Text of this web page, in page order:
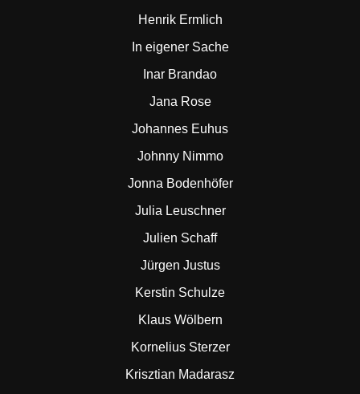
Henrik Ermlich
In eigener Sache
Inar Brandao
Jana Rose
Johannes Euhus
Johnny Nimmo
Jonna Bodenhöfer
Julia Leuschner
Julien Schaff
Jürgen Justus
Kerstin Schulze
Klaus Wölbern
Kornelius Sterzer
Krisztian Madarasz